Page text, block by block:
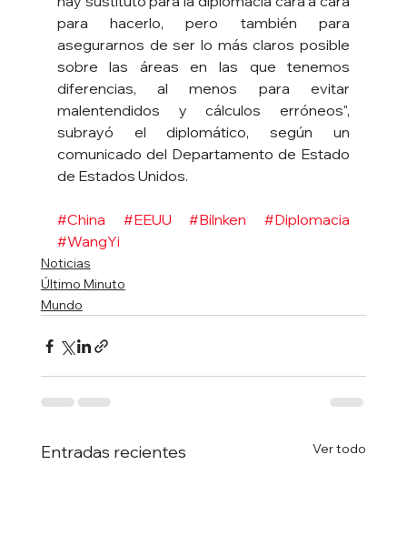
para hacerlo, pero también para
asegurarnos de ser lo más claros posible
sobre las áreas en las que tenemos
diferencias, al menos para evitar
malentendidos y cálculos erróneos",
subrayó el diplomático, según un
comunicado del Departamento de Estado
de Estados Unidos.
#China #EEUU #Bilnken
#Diplomacia
#WangYi
Noticias
Último Minuto
Mundo
Entradas recientes Ver todo